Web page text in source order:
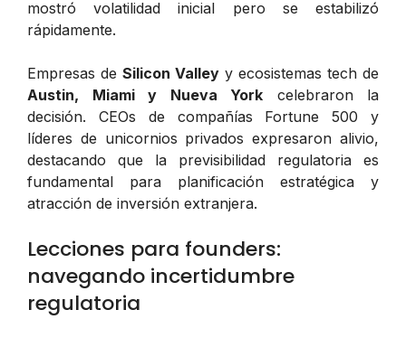
mostró volatilidad inicial pero se estabilizó
rápidamente.
Empresas de Silicon Valley y ecosistemas tech de
Austin, Miami y Nueva York celebraron la
decisión. CEOs de compañías Fortune 500 y
líderes de unicornios privados expresaron alivio,
destacando que la previsibilidad regulatoria es
fundamental para planificación estratégica y
atracción de inversión extranjera.
Lecciones para founders:
navegando incertidumbre
regulatoria